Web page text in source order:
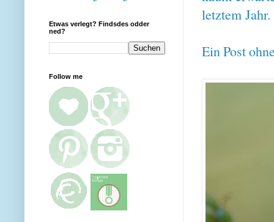
letztem Jahr.
Ein Post
Etwas verlegt? Findsdes odder
ned?
Follow me